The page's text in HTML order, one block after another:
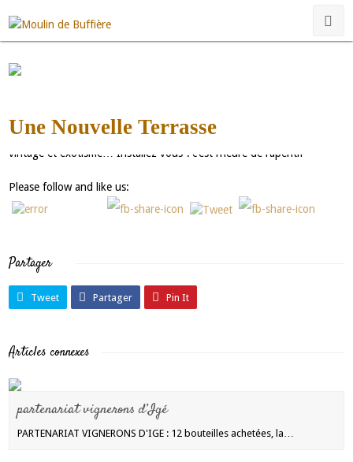
Une Nouvelle Terrasse
Nouveau look pour la terrasse de la chambre Mouge, entre design
vintage et exotisme… Installez vous ! c’est l’heure de l’apéritif
Please follow and like us:
Partager
Tweet Partager Pin It
Articles connexes
partenariat vignerons d’Igé
PARTENARIAT VIGNERONS D'IGE : 12 bouteilles achetées, la…